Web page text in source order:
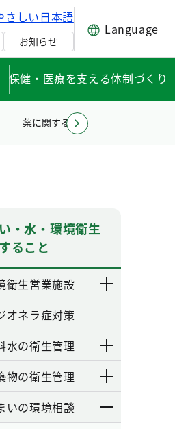
さしい日本語
お知らせ
Language
保健・医療を支える体制づくり
薬に関すること
・水・環境衛生
ること
衛生営業施設
オネラ症対策
水の衛生管理
物の衛生管理
いの環境相談